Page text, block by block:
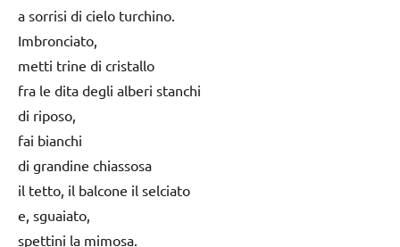
a sorrisi di cielo turchino.
Imbronciato,
metti trine di cristallo
fra le dita degli alberi stanchi
di riposo,
fai bianchi
di grandine chiassosa
il tetto, il balcone il selciato
e, sguaiato,
spettini la mimosa.